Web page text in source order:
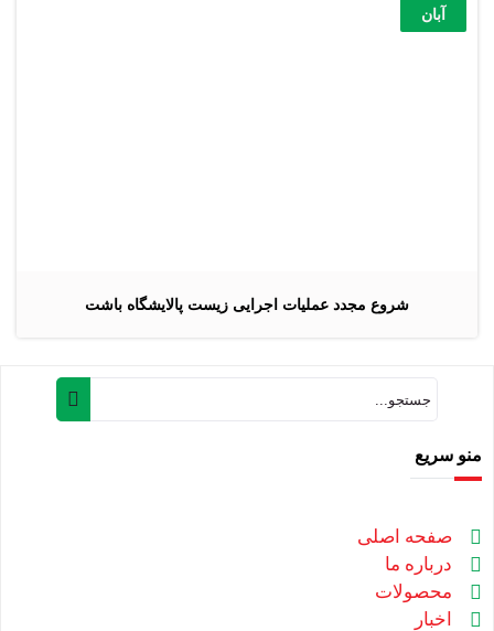
شروع مجدد عملیات اجرایی زیست پالایشگاه باشت
آبان
منو سریع
صفحه اصلی
درباره ما
محصولات
اخبار